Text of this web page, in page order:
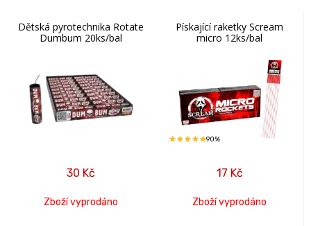
Dětská pyrotechnika Rotate
Dumbum 20ks/bal
30 Kč
Zboží vyprodáno
Pískající raketky Scream
micro 12ks/bal
90%
17 Kč
Zboží vyprodáno